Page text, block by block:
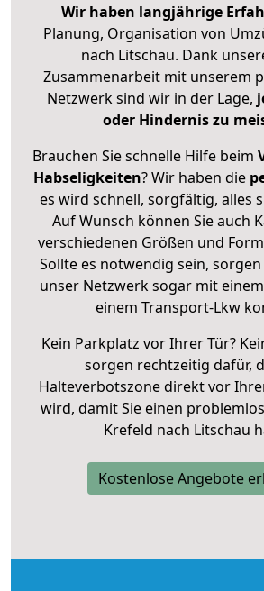
Wir haben langjährige
Planung, Organisation von
nach Litschau. Dank
Zusammenarbeit mit unserem
Netzwerk sind wir in der Lage,
oder Hindernis zu
Brauchen Sie schnelle Hilfe beim
Habseligkeiten? Wir haben die
es wird schnell, sorgfältig, alles
Auf Wunsch können Sie auch
verschiedenen Größen und
Sollte es notwendig sein,
unser Netzwerk sogar mit
einem Transport-Lkw
Kein Parkplatz vor Ihrer Tür?
sorgen rechtzeitig dafür,
Halteverbotszone direkt vor
wird, damit Sie einen
Krefeld nach Litschau
Kostenlose Angebote